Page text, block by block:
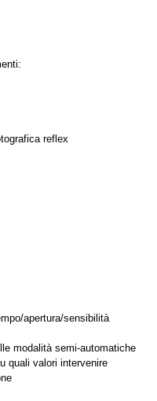
apertura/sensibilità
modalità semi-automatiche
quali valori intervenire